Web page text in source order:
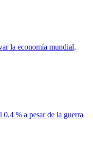
la economía mundial,
% a pesar de la guerra